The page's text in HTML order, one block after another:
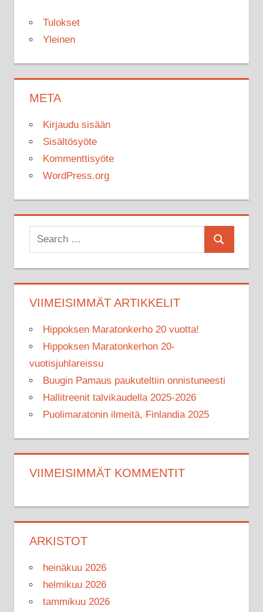
Tulokset
Yleinen
META
Kirjaudu sisään
Sisältösyöte
Kommenttisyöte
WordPress.org
Search
for:
Search
VIIMEISIMMÄT ARTIKKELIT
Hippoksen Maratonkerho 20 vuotta!
Hippoksen Maratonkerhon 20-
vuotisjuhlareissu
Buugin Pamaus paukuteltiin onnistuneesti
Hallitreenit talvikaudella 2025-2026
Puolimaratonin ilmeitä, Finlandia 2025
VIIMEISIMMÄT KOMMENTIT
ARKISTOT
heinäkuu 2026
helmikuu 2026
tammikuu 2026